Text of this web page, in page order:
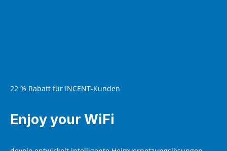
22 % Rabatt für INCENT-Kunden
Enjoy your WiFi